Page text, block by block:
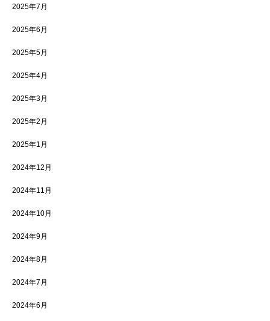
2025年7月
2025年6月
2025年5月
2025年4月
2025年3月
2025年2月
2025年1月
2024年12月
2024年11月
2024年10月
2024年9月
2024年8月
2024年7月
2024年6月